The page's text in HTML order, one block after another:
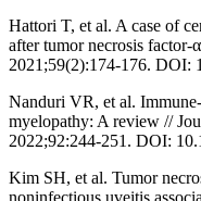
Hattori T, et al. A case of
after tumor necrosis
2021;59(2):174-176. DOI:
Nanduri VR, et al.
myelopathy: A review //
2022;92:244-251. DOI:
Kim SH, et al. Tumor